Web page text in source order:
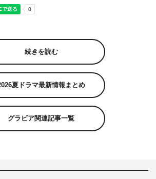
続きを読む
夏ドラマ最新情報まとめ
グラビア関連記事一覧